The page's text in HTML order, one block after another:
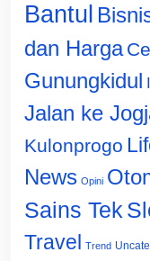
Bantul
dan Harga
Gunungkidul
Jalan ke
Kulonprogo
News Opini
Sains Tek
Travel Trend